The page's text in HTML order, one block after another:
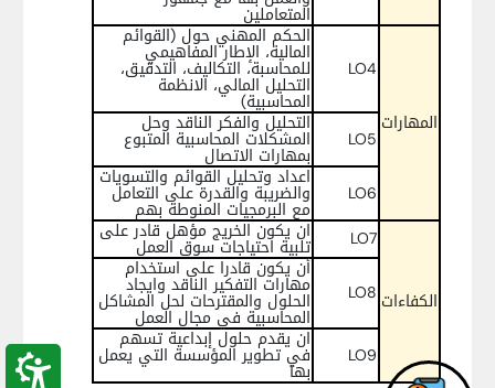
المتعاملين
المهارات
LO4
الحكم المهني حول (القوائم
المالية، الإطار المفاهيمي
للمحاسبة، التكاليف، التدقيق،
التحليل المالي، الانظمة
المحاسبية)
LO5
التحليل والفكر الناقد وحل
المشكلات المحاسبية المتبوع
بمهارات الاتصال
LO6
اعداد وتحليل القوائم والتسويات
والضريبة والقدرة على التعامل
مع البرمجيات المنوطة بهم
الكفاءات
LO7 ان يكون الخريج مؤهل قادر على
تلبية احتياجات سوق العمل
LO8
أن يكون قادرا على استخدام
مهارات التفكير الناقد وايجاد
الحلول والمقترحات لحل المشاكل
المحاسبية في مجال العمل
LO9
ان يقدم حلول إبداعية تسهم
في تطوير المؤسسة التي يعمل
بها